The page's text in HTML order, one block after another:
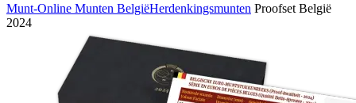
Munt-Online Munten BelgiëHerdenkingsmunten Proofset België
2024